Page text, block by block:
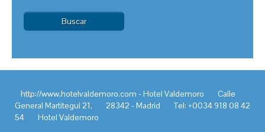
Buscar
http://www.hotelvaldemoro.com - Hotel Valdemoro
Calle
General Martitegui 21,
28342 - Madrid
Tel: +0034 918 08 42
54
Hotel Valdemoro